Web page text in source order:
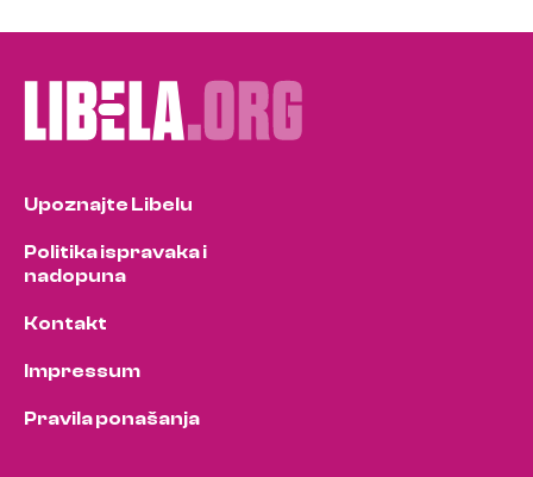
Upoznajte Libelu
Politika ispravaka i
nadopuna
Kontakt
Impressum
Pravila ponašanja